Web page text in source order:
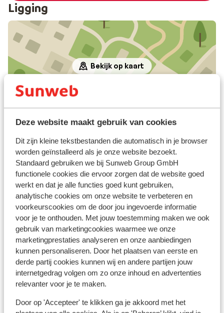
Deze website maakt gebruik van cookies
Dit zijn kleine tekstbestanden die automatisch in je browser
worden geïnstalleerd als je onze website bezoekt.
Standaard gebruiken we bij Sunweb Group GmbH
functionele cookies die ervoor zorgen dat de website goed
werkt en dat je alle functies goed kunt gebruiken,
analytische cookies om onze website te verbeteren en
voorkeurscookies om de door jou ingevoerde informatie
voor je te onthouden. Met jouw toestemming maken we ook
gebruik van marketingcookies waarmee we onze
marketingprestaties analyseren en onze aanbiedingen
kunnen personaliseren. Door het plaatsen van eerste en
derde partij cookies kunnen wij en andere partijen jouw
internetgedrag volgen om zo onze inhoud en advertenties
relevanter voor je te maken.
Door op 'Accepteer' te klikken ga je akkoord met het
Ligging
Bekijk op kaart
In de buurt
Strand: 1 km
Centrum: 2 km
Luchthaven: 38 km
Haven: 3 km
(Mini)supermarkt: 300 m
Restaurant: 600 m
Apotheek: 2 km
Arts: 600 m
Ziekenhuis: 34 m
Rustig gelegen
Ook interessant voor jou